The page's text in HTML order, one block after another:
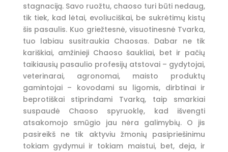
stagnaciją. Savo ruožtu, chaoso turi būti nedaug,
tik tiek, kad lėtai, evoliuciškai, be sukrėtimų kistų
šis pasaulis. Kuo griežtesnė, visuotinesnė Tvarka,
tuo labiau susitraukia Chaosas. Dabar ne tik
kariškiai, amžinieji Chaoso šaukliai, bet ir pačių
taikiausių pasaulio profesijų atstovai – gydytojai,
veterinarai, agronomai, maisto produktų
gamintojai – kovodami su ligomis, dirbtinai ir
beprotiškai stiprindami Tvarką, taip smarkiai
suspaudė Chaoso spyruoklę, kad išvengti
atsakomojo smūgio jau nėra galimybių. O jis
pasireikš ne tik aktyviu žmonių pasipriešinimu
tokiam gydymui ir tokiam maistui, bet, deja, ir